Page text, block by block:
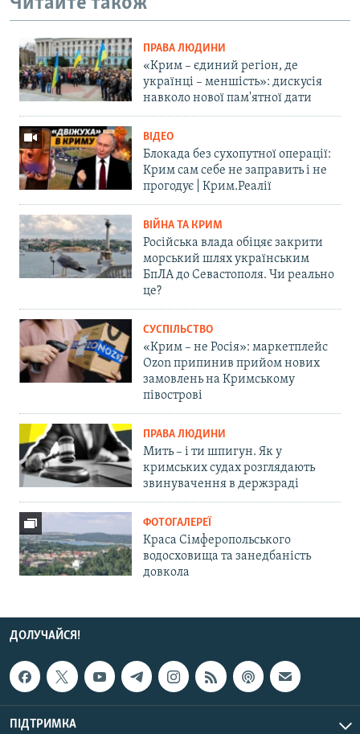
ПРАВА ЛЮДИНИ
«Крим – єдиний регіон, де
українці – меншість»: дискусія
навколо нової пам'ятної дати
ВІДЕО
Блокада без сухопутної операції:
Крим сам себе не заправить і не
прогодує | Крим.Реалії
ВІЙНА ТА КРИМ
Російська влада обіцяє закрити
морський шлях українським
БпЛА до Севастополя. Чи реально
це?
СУСПІЛЬСТВО
«Крим – не Росія»: маркетплейс
Ozon припинив прийом нових
замовлень на Кримському
півострові
ПРАВА ЛЮДИНИ
Мить – і ти шпигун. Як у
кримських судах розглядають
звинувачення в держзраді
ФОТОГАЛЕРЕЇ
Краса Сімферопольського
водосховища та занедбаність
довкола
ДОЛУЧАЙСЯ!
ПІДТРИМКА